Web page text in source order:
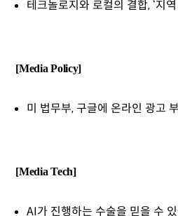
테크놀로지와 로컬의 결합, ‘지
[Media Policy]
미 법무부, 구글에 온라인 광고
[Media Tech]
AI가 진행하는 수술을 믿을 수